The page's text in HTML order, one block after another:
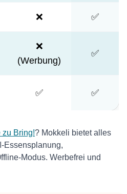
❌ ✅
❌
(Werbung)
✅
✅ ✅
zu Bring!? Mokkeli bietet alles
Essensplanung,
Modus. Werbefrei und